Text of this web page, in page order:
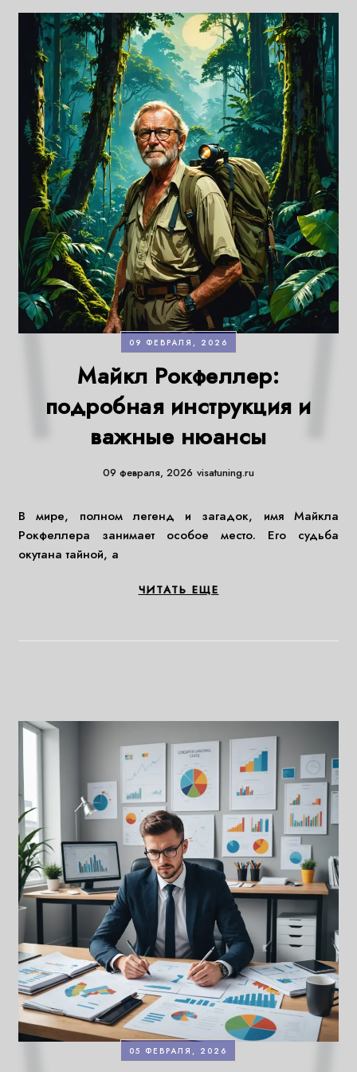
09 ФЕВРАЛЯ, 2026
Майкл Рокфеллер:
подробная инструкция и
важные нюансы
09 февраля, 2026 visatuning.ru
В мире, полном легенд и загадок, имя Майкла
Рокфеллера занимает особое место. Его судьба
окутана тайной, а
ЧИТАТЬ ЕЩЕ
05 ФЕВРАЛЯ, 2026